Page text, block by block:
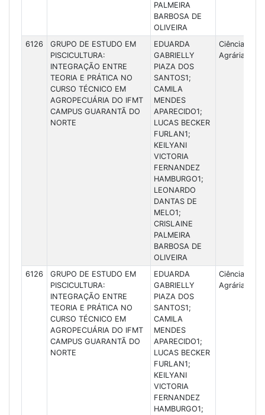
PALMEIRA
BARBOSA DE
OLIVEIRA
6126
GRUPO DE ESTUDO EM
PISCICULTURA:
INTEGRAÇÃO ENTRE
TEORIA E PRÁTICA NO
CURSO TÉCNICO EM
AGROPECUÁRIA DO IFMT
CAMPUS GUARANTÃ DO
NORTE
EDUARDA
GABRIELLY
PIAZA DOS
SANTOS1;
CAMILA
MENDES
APARECIDO1;
LUCAS BECKER
FURLAN1;
KEILYANI
VICTORIA
FERNANDEZ
HAMBURGO1;
LEONARDO
DANTAS DE
MELO1;
CRISLAINE
PALMEIRA
BARBOSA DE
OLIVEIRA
Ciências
Agrárias
6126
GRUPO DE ESTUDO EM
PISCICULTURA:
INTEGRAÇÃO ENTRE
TEORIA E PRÁTICA NO
CURSO TÉCNICO EM
AGROPECUÁRIA DO IFMT
CAMPUS GUARANTÃ DO
NORTE
EDUARDA
GABRIELLY
PIAZA DOS
SANTOS1;
CAMILA
MENDES
APARECIDO1;
LUCAS BECKER
FURLAN1;
KEILYANI
VICTORIA
FERNANDEZ
HAMBURGO1;
Ciências
Agrárias